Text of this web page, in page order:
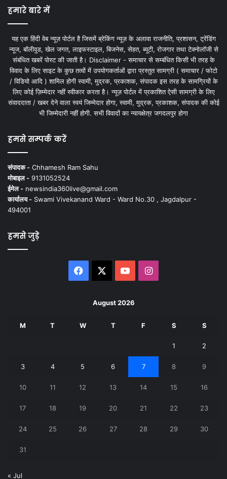
हमारे बारे में
यह एक हिंदी वेब न्यूज़ पोर्टल है जिसमें ब्रेकिंग न्यूज़ के अलावा राजनीति, प्रशासन, ट्रेंडिंग
न्यूज, बॉलीवुड, खेल जगत, लाइफस्टाइल, बिजनेस, सेहत, ब्यूटी, रोजगार तथा टेक्नोलॉजी से
संबंधित खबरें पोस्ट की जाती है। Disclaimer - समाचार से सम्बंधित किसी भी तरह के
विवाद के लिए साइट के कुछ तत्वों में उपयोगकर्ताओं द्वारा प्रस्तुत सामग्री ( समाचार / फोटो
/ विडियो आदि ) शामिल होगी स्वामी, मुद्रक, प्रकाशक, संपादक इस तरह के सामग्रियों के
लिए कोई ज़िम्मेदार नहीं स्वीकार करता है। न्यूज़ पोर्टल में प्रकाशित ऐसी सामग्री के लिए
संवाददाता / खबर देने वाला स्वयं जिम्मेदार होगा, स्वामी, मुद्रक, प्रकाशक, संपादक की कोई
भी जिम्मेदारी नहीं होगी. सभी विवादों का न्यायक्षेत्र जगदलपुर होगा
हमसे सम्पर्क करें
संपादक - Chhamesh Ram Sahu
मोबाइल - 9131052524
ईमेल - newsindia360live@gmail.com
कार्यालय - Swami Vivekanand Ward - Ward No.30 , Jagdalpur -
494001
हमसे जुड़े
Facebook YouTubeInstagram
August 2026
M T W T F S S
1 2
3 4 5 6 7 8 9
10 11 12 13 14 15 16
17 18 19 20 21 22 23
24 25 26 27 28 29 30
31
« Jul